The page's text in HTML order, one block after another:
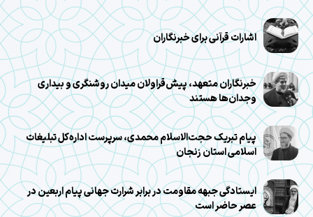
اشارات قرآنی برای خبرنگاران
خبرنگاران متعهد، پیش‌قراولان میدان روشنگری و بیداری
وجدان‌ها هستند
پیام تبریک حجت‌الاسلام محمدی، سرپرست اداره‌کل تبلیغات
اسلامی استان زنجان
ایستادگی جبهه مقاومت در برابر شرارت جهانی پیام اربعین در
عصر حاضر است